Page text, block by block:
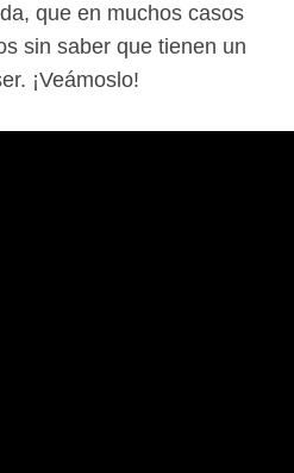
que en muchos casos
sin saber que tienen un
¡Veámoslo!